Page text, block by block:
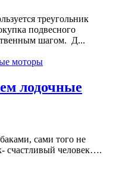
треугольник
подвесного
шагом. Д...
лодочные
сами того не
счастливый человек….